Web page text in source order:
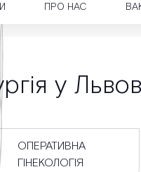
ПРО НАС
у
ОПЕРАТИВНА
ГІНЕКОЛОГІЯ